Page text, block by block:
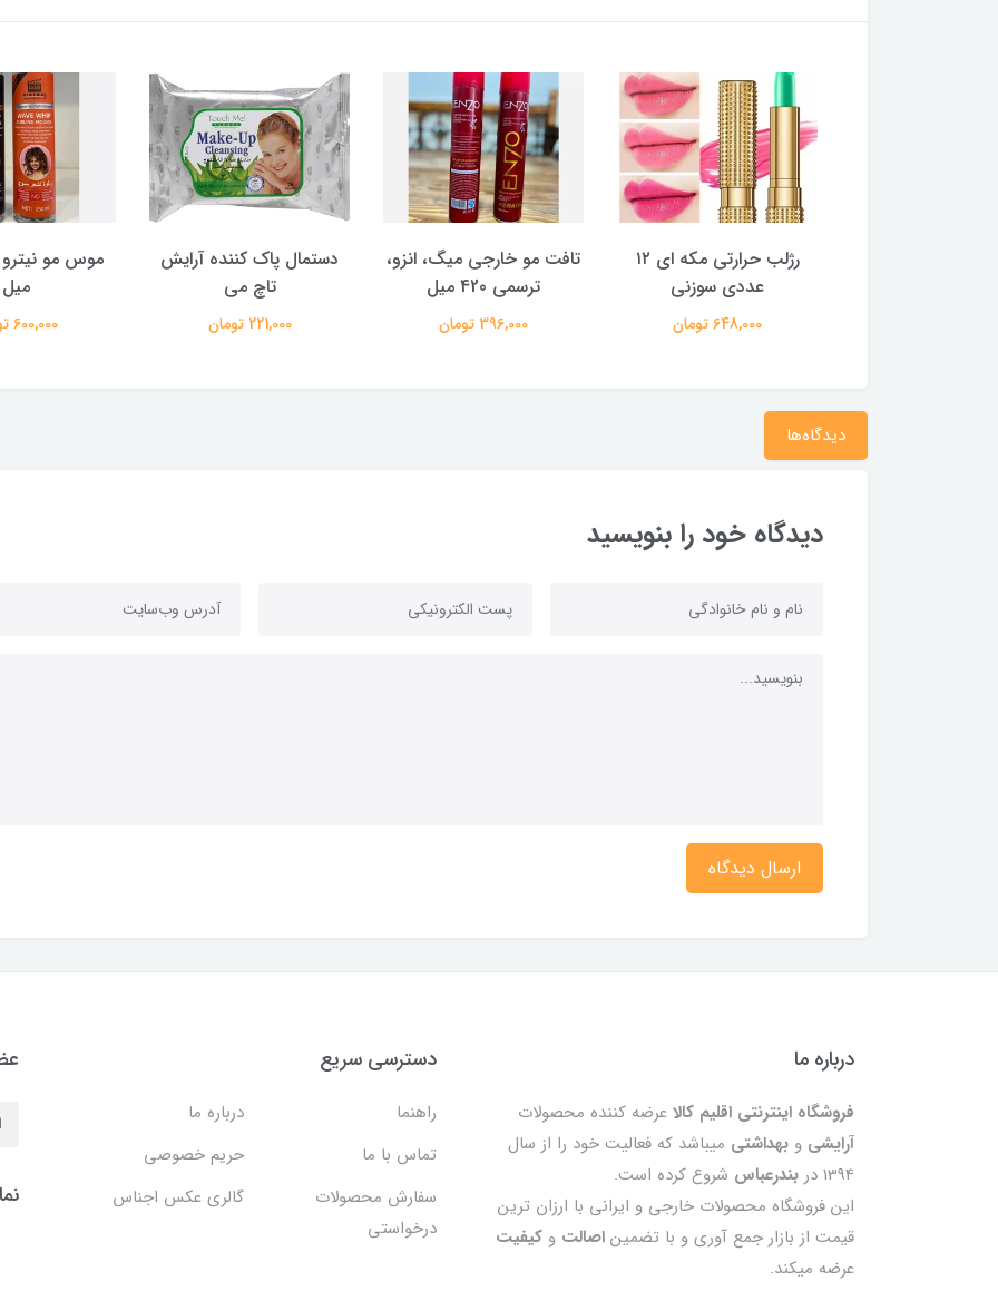
رژلب حرارتی مکه ای ۱۲
عددی سوزنی
648,000 تومان
تافت مو خارجی میگ، انزو،
ترسمی 420 میل
396,000 تومان
دستمال پاک کننده آرایش
تاچ می
221,000 تومان
میل
600,000 تومان
دیدگاه‌ها
دیدگاه خود را بنویسید
ارسال دیدگاه
درباره ما
فروشگاه اینترنتی اقلیم کالا عرضه کننده محصولات
آرایشیوبهداشتی میباشد که فعالیت خود را از سال
1394 در
بندرعباس شروع کرده است.
این فروشگاه محصولات خارجی و ایرانی با ارزان ترین
قیمت از بازار جمع آوری و با تضمیناصالتوکیفیت
عرضه میکند.
دسترسی سریع
راهنما
درباره ما
تماس با ما
حریم خصوصی
سفارش محصولات
درخواستی
گالری عکس اجناس